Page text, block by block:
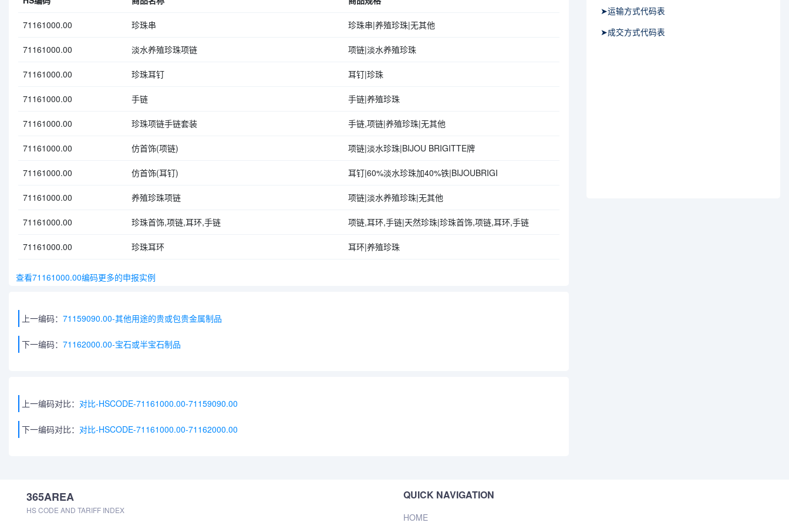
71161000.00 珍珠串 珍珠串|养殖珍珠|无其他
71161000.00 淡水养殖珍珠项链 项链|淡水养殖珍珠
71161000.00 珍珠耳钉 耳钉|珍珠
71161000.00 手链 手链|养殖珍珠
71161000.00 珍珠项链手链套装 手链,项链|养殖珍珠|无其他
71161000.00 仿首饰(项链) 项链|淡水珍珠|BIJOU BRIGITTE牌
71161000.00 仿首饰(耳钉) 耳钉|60%淡水珍珠加40%铁|BIJOUBRIGI
71161000.00 养殖珍珠项链 项链|淡水养殖珍珠|无其他
71161000.00 珍珠首饰,项链,耳环,手链 项链,耳环,手链|天然珍珠|珍珠首饰,项链,耳环,手链
71161000.00 珍珠耳环 耳环|养殖珍珠
查看71161000.00编码更多的申报实例
上一编码： 71159090.00-其他用途的贵或包贵金属制品
下一编码： 71162000.00-宝石或半宝石制品
上一编码对比： 对比-HSCODE-71161000.00-71159090.00
下一编码对比： 对比-HSCODE-71161000.00-71162000.00
➤运输方式代码表
➤成交方式代码表
365AREA
HS CODE AND TARIFF INDEX
QUICK NAVIGATION
HOME